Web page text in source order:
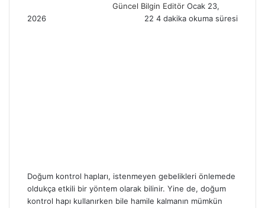
Güncel Bilgin Editör e
m
Ocak 23,
2026
22 4 dakika okuma süresi
Doğum kontrol hapları, istenmeyen gebelikleri önlemede
oldukça etkili bir yöntem olarak bilinir. Yine de, doğum
kontrol hapı kullanırken bile hamile kalmanın mümkün